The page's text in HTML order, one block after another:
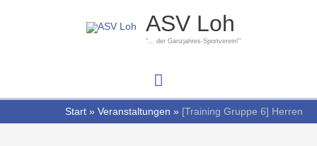
ASV Loh
"... der Ganzjahres-Sportverein!"
Hauptmenü
Start Veranstaltungen [Training Gruppe 6] Herren